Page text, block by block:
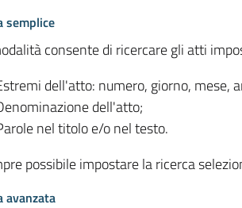
semplice
consente di ricercare gli atti
dell'atto: numero, giorno, mese,
dell'atto;
nel titolo e/o nel testo.
possibile impostare la ricerca
avanzata